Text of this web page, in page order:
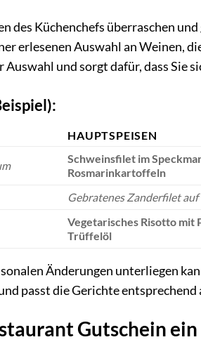
des Küchenchefs überraschen
erlesenen Auswahl an Weinen,
und sorgt dafür, dass Sie
HAUPTSPEISEN
Schweinsfilet im
Rosmarinkartoffeln
Gebratenes Zanderfilet
Vegetarisches Risotto mit
Trüffelöl
Änderungen unterliegen
passt die Gerichte entsprechend
Gutschein ein